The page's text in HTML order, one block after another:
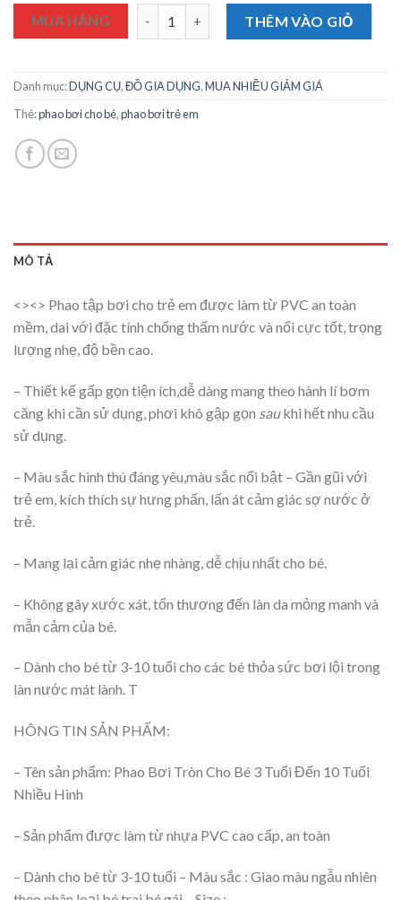
MUA HÀNG Phao Bơi Tròn Cho Bé 3 Tuổi Đến 10 Tuổi
THÊM VÀO GIỎ
Danh mục:DỤNG CỤ,ĐỒ GIA DỤNG,MUA NHIỀU GIẢM GIÁ
Thẻ:phao bơi cho bé,phao bơi trẻ em
MÔ TẢ
<><> Phao tập bơi cho trẻ em được làm từ PVC an toàn
mềm, dai với đặc tính chống thấm nước và nổi cực tốt, trọng
lượng nhẹ, độ bền cao.
– Thiết kế gấp gọn tiện ích,dễ dàng mang theo hành lí bơm
căng khi cần sử dụng, phơi khô gập gọn saukhi hết nhu cầu
sử dụng.
– Màu sắc hình thú đáng yêu,màu sắc nổi bật – Gần gũi với
trẻ em, kích thích sự hưng phấn, lấn át cảm giác sợ nước ở
trẻ.
– Mang lại cảm giác nhẹ nhàng, dễ chịu nhất cho bé.
– Không gây xước xát, tổn thương đến làn da mỏng manh và
mẫn cảm của bé.
– Dành cho bé từ 3-10 tuổi cho các bé thỏa sức bơi lội trong
làn nước mát lành. T
HÔNG TIN SẢN PHẨM:
– Tên sản phẩm: Phao Bơi Tròn Cho Bé 3 Tuổi Đến 10 Tuổi
Nhiều Hình
– Sản phẩm được làm từ nhựa PVC cao cấp, an toàn
– Dành cho bé từ 3-10 tuổi – Màu sắc : Giao màu ngẫu nhiên